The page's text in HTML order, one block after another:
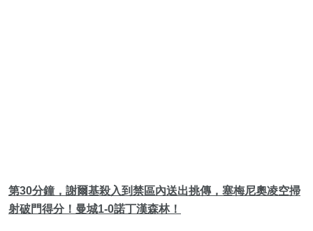
第30分鐘，謝爾基殺入到禁區內送出挑傳，塞梅尼奧凌空掃
射破門得分！曼城1-0諾丁漢森林！